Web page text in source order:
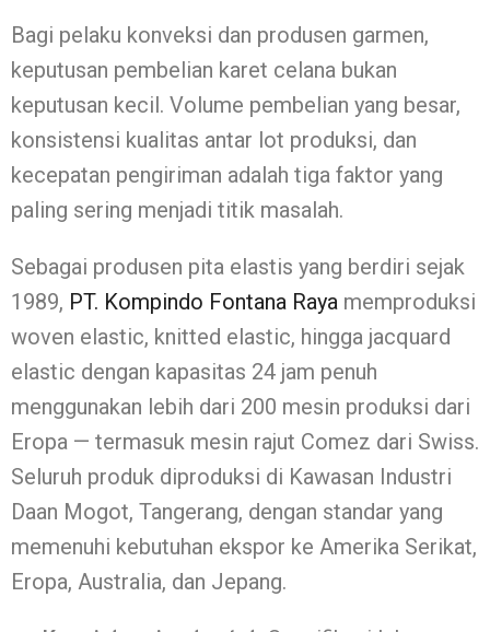
Bagi pelaku konveksi dan produsen garmen,
keputusan pembelian karet celana bukan
keputusan kecil. Volume pembelian yang besar,
konsistensi kualitas antar lot produksi, dan
kecepatan pengiriman adalah tiga faktor yang
paling sering menjadi titik masalah.
Sebagai produsen pita elastis yang berdiri sejak
1989, PT. Kompindo Fontana Raya memproduksi
woven elastic, knitted elastic, hingga jacquard
elastic dengan kapasitas 24 jam penuh
menggunakan lebih dari 200 mesin produksi dari
Eropa — termasuk mesin rajut Comez dari Swiss.
Seluruh produk diproduksi di Kawasan Industri
Daan Mogot, Tangerang, dengan standar yang
memenuhi kebutuhan ekspor ke Amerika Serikat,
Eropa, Australia, dan Jepang.